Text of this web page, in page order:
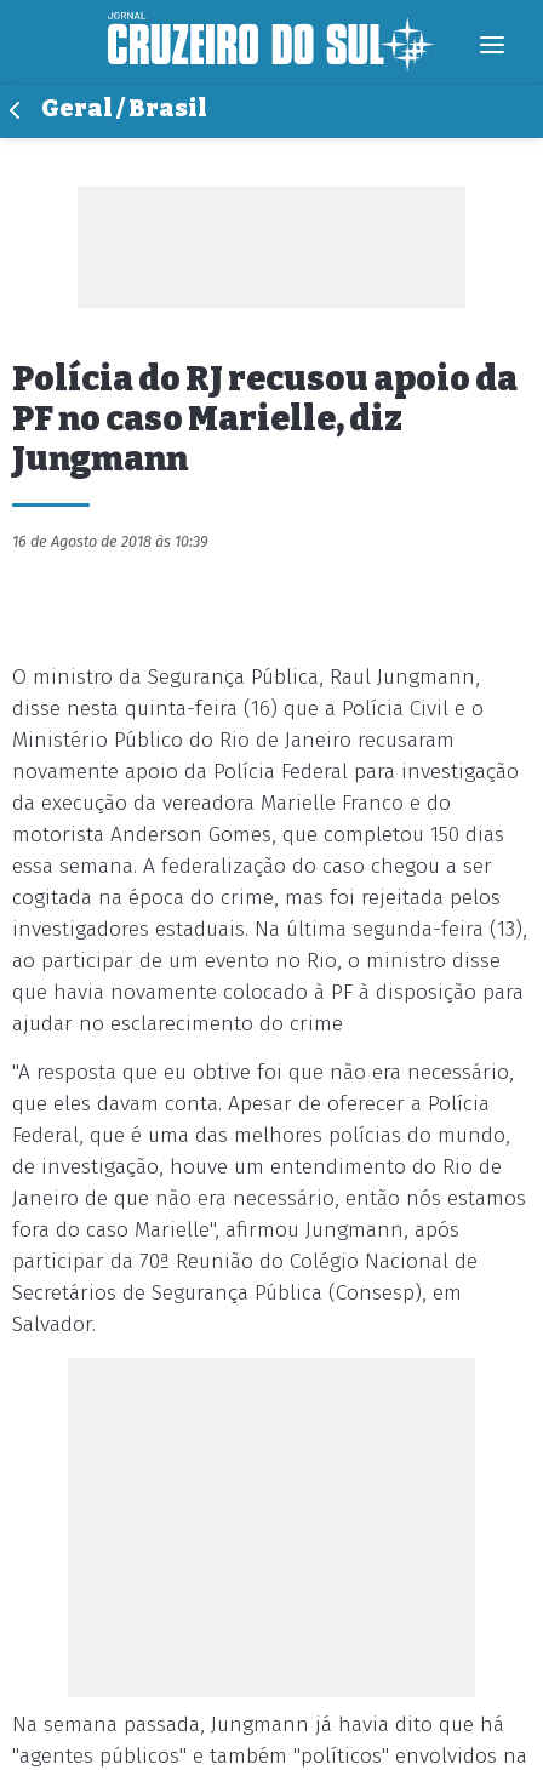
Geral / Brasil
Polícia do RJ recusou apoio da
PF no caso Marielle, diz
Jungmann
16 de Agosto de 2018 às 10:39
O ministro da Segurança Pública, Raul Jungmann,
disse nesta quinta-feira (16) que a Polícia Civil e o
Ministério Público do Rio de Janeiro recusaram
novamente apoio da Polícia Federal para investigação
da execução da vereadora Marielle Franco e do
motorista Anderson Gomes, que completou 150 dias
essa semana. A federalização do caso chegou a ser
cogitada na época do crime, mas foi rejeitada pelos
investigadores estaduais. Na última segunda-feira (13),
ao participar de um evento no Rio, o ministro disse
que havia novamente colocado à PF à disposição para
ajudar no esclarecimento do crime
"A resposta que eu obtive foi que não era necessário,
que eles davam conta. Apesar de oferecer a Polícia
Federal, que é uma das melhores polícias do mundo,
de investigação, houve um entendimento do Rio de
Janeiro de que não era necessário, então nós estamos
fora do caso Marielle", afirmou Jungmann, após
participar da 70ª Reunião do Colégio Nacional de
Secretários de Segurança Pública (Consesp), em
Salvador.
Na semana passada, Jungmann já havia dito que há
"agentes públicos" e também "políticos" envolvidos na